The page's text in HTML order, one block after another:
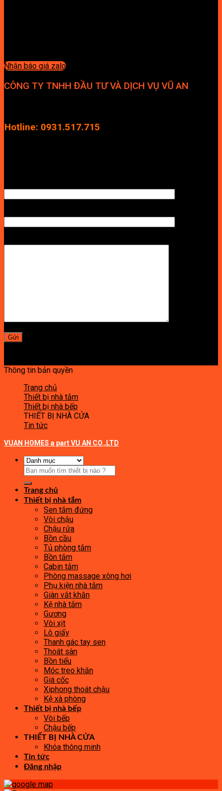
Nhận báo giá zalo
CÔNG TY TNHH ĐẦU TƯ VÀ DỊCH VỤ VŨ AN
Hotline: 0931.517.715
Thông tin bản quyền
Trang chủ
Thiết bị nhà tắm
Thiết bị nhà bếp
THIẾT BỊ NHÀ CỬA
Tin tức
VUAN HOMES a part VU AN CO.,LTD
Tìm
kiếm:
Trang chủ
Thiết bị nhà tắm
Sen tắm đứng
Vòi chậu
Chậu rửa
Bồn cầu
Tủ phòng tắm
Bồn tắm
Cabin tắm
Phòng massage xông hơi
Phụ kiện nhà tắm
Giàn vắt khăn
Kệ nhà tắm
Gương
Vòi xịt
Lô giấy
Thanh gác tay sen
Thoát sàn
Bồn tiểu
Móc treo khăn
Giá cốc
Xiphong thoát chậu
Kệ xà phòng
Thiết bị nhà bếp
Vòi bếp
Chậu bếp
THIẾT BỊ NHÀ CỬA
Khóa thông minh
Tin tức
Đăng nhập